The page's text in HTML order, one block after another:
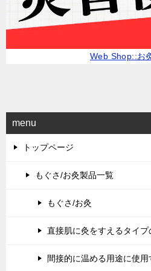
Web Shop::お
menu
トップページ
もぐさ/お灸製品一覧
もぐさ/お灸
直接肌に灸をすえるタイプ
間接的に温める用途に使用